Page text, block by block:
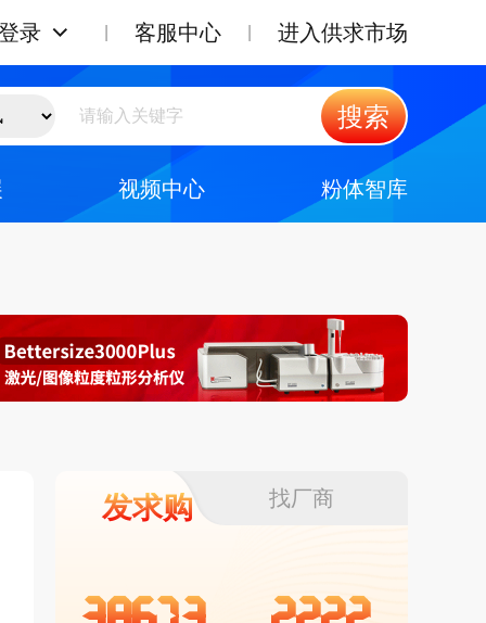
录 客服中心 进入供求市场
搜索
视频中心 粉体智库
发求购 找厂商